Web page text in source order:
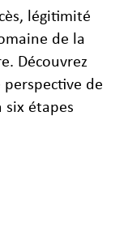
légitimité
de la
Découvrez
de
six étapes